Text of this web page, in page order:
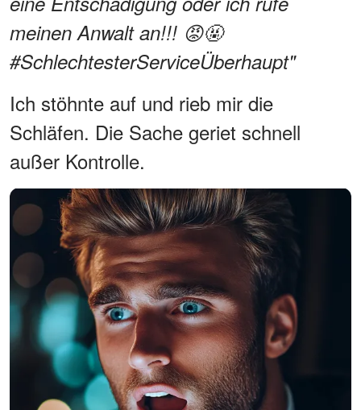
meinen Anwalt an!!! 😡🤬
#SchlechtesterServiceÜberhaupt"
Ich stöhnte auf und rieb mir die
Schläfen. Die Sache geriet schnell
außer Kontrolle.